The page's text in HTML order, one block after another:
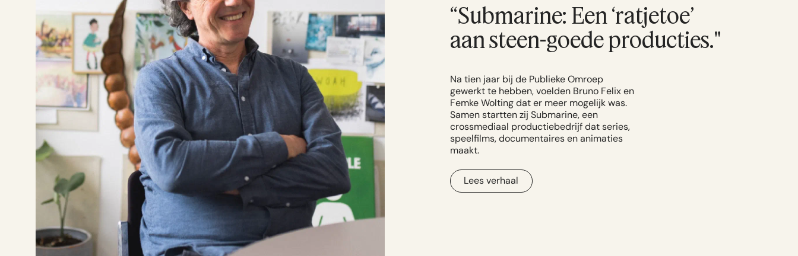
“Submarine: Een ‘ratjetoe’
aan steen-goede producties."
Na tien jaar bij de Publieke Omroep
gewerkt te hebben, voelden Bruno Felix en
Femke Wolting dat er meer mogelijk was.
Samen startten zij Submarine, een
crossmediaal productiebedrijf dat series,
speelfilms, documentaires en animaties
maakt.
Lees verhaal